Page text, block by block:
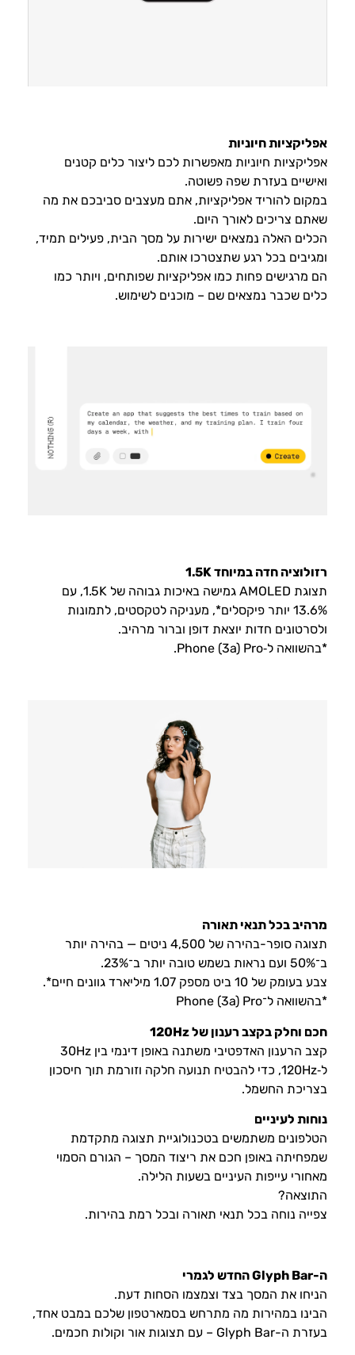
אפליקציות חיוניות
אפליקציות חיוניות מאפשרות לכם ליצור כלים קטנים
ואישיים בעזרת שפה פשוטה.
במקום להוריד אפליקציות, אתם מעצבים סביבכם את מה
שאתם צריכים לאורך היום.
הכלים האלה נמצאים ישירות על מסך הבית, פעילים תמיד,
ומגיבים בכל רגע שתצטרכו אותם.
הם מרגישים פחות כמו אפליקציות שפותחים, ויותר כמו
כלים שכבר נמצאים שם – מוכנים לשימוש.
רזולוציה חדה במיוחד 1.5K
תצוגת AMOLED גמישה באיכות גבוהה של 1.5K, עם
13.6% יותר פיקסלים*, מעניקה לטקסטים, לתמונות
ולסרטונים חדות יוצאת דופן וברור מרהיב.
*בהשוואה ל‑Phone (3a) Pro.
מרהיב בכל תנאי תאורה
תצוגה סופר-בהירה של ‎4,500 ניטים — בהירה יותר
ב־50% ועם נראות בשמש טובה יותר ב־23%.
צבע בעומק של ‎10 ביט מספק ‎1.07 מיליארד גוונים חיים*.
*בהשוואה ל־Phone (3a) Pro
חכם וחלק בקצב רענון של 120Hz
קצב הרענון האדפטיבי משתנה באופן דינמי בין 30Hz
ל‑120Hz, כדי להבטיח תנועה חלקה וזורמת תוך חיסכון
בצריכת החשמל.
נוחות לעיניים
הטלפונים משתמשים בטכנולוגיית תצוגה מתקדמת
שמפחיתה באופן חכם את ריצוד המסך – הגורם הסמוי
מאחורי עייפות העיניים בשעות הלילה.
התוצאה?
צפייה נוחה בכל תנאי תאורה ובכל רמת בהירות.
ה-Glyph Bar החדש לגמרי
הניחו את המסך בצד וצמצמו הסחות דעת.
הבינו במהירות מה מתרחש בסמארטפון שלכם במבט אחד,
בעזרת ה-Glyph Bar – עם תצוגות אור וקולות חכמים.